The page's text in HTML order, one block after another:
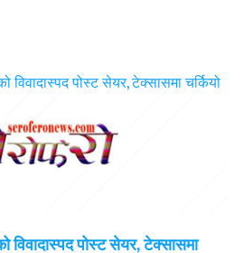
विवादास्पद पोस्ट सेयर, टेक्सासमा